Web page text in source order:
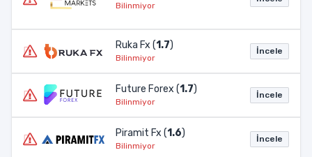
Bilinmiyor
Ruka Fx (1.7)
Bilinmiyor
İncele
Future Forex (1.7)
Bilinmiyor
İncele
Piramit Fx (1.6)
Bilinmiyor
İncele